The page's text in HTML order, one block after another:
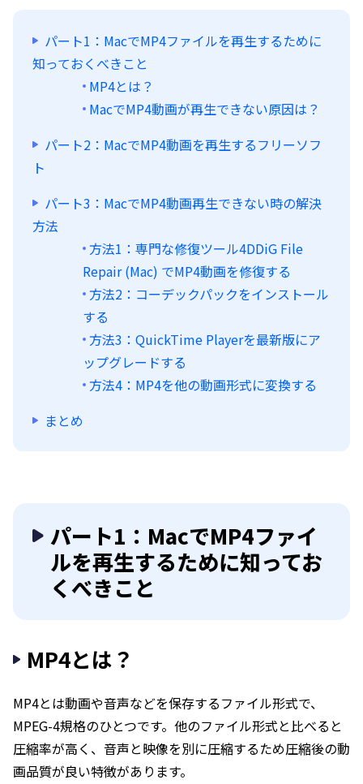
パート1：MacでMP4ファイルを再生するために
知っておくべきこと
MP4とは？
MacでMP4動画が再生できない原因は？
パート2：MacでMP4動画を再生するフリーソフ
ト
パート3：MacでMP4動画再生できない時の解決
方法
方法1：専門な修復ツール4DDiG File
Repair (Mac) でMP4動画を修復する
方法2：コーデックパックをインストール
する
方法3：QuickTime Playerを最新版にア
ップグレードする
方法4：MP4を他の動画形式に変換する
まとめ
パート1：MacでMP4ファイ
ルを再生するために知ってお
くべきこと
MP4とは？
MP4とは動画や音声などを保存するファイル形式で、
MPEG-4規格のひとつです。他のファイル形式と比べると
圧縮率が高く、音声と映像を別に圧縮するため圧縮後の動
画品質が良い特徴があります。